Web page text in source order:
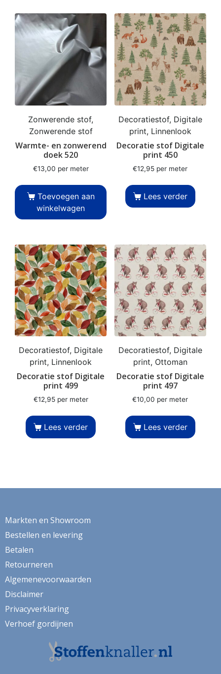
Zonwerende stof,
Zonwerende stof
Warmte- en zonwerend
doek 520
€13,00 per meter
Toevoegen aan
winkelwagen
Decoratiestof, Digitale
print, Linnenlook
Decoratie stof Digitale
print 450
€12,95 per meter
Lees verder
Decoratiestof, Digitale
print, Linnenlook
Decoratie stof Digitale
print 499
€12,95 per meter
Lees verder
Decoratiestof, Digitale
print, Ottoman
Decoratie stof Digitale
print 497
€10,00 per meter
Lees verder
Markten en Showroom
Bestellen en levering
Betalen
Retourneren
Algemenevoorwaarden
Disclaimer
Privacyverklaring
Verhoef gordijnen